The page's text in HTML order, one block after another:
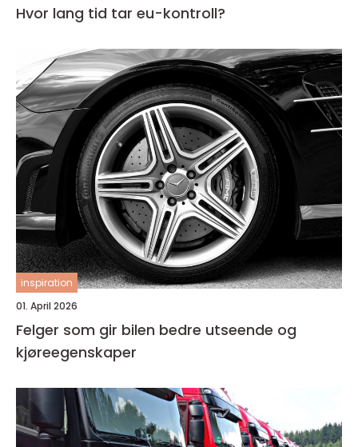
Hvor lang tid tar eu-kontroll?
inspiration
01. April 2026
Felger som gir bilen bedre utseende og
kjøreegenskaper